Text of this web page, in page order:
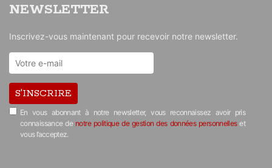
NEWSLETTER
Inscrivez-vous maintenant pour recevoir notre newsletter.
S'INSCRIRE
En vous abonnant à notre newsletter, vous reconnaissez avoir pris
connaissance de notre politique de gestion des données personnelleset
vous l’acceptez.